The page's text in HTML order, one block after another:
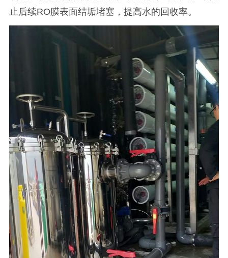
止后续RO膜表面结垢堵塞，提高水的回收率。